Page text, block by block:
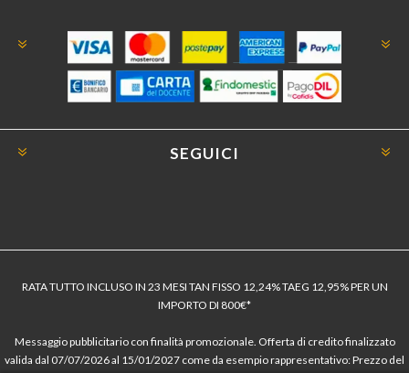
SEGUICI
RATA TUTTO INCLUSO IN 23 MESI TAN FISSO 12,24% TAEG 12,95% PER UN
IMPORTO DI 800€*
Messaggio pubblicitario con finalità promozionale. Offerta di credito finalizzato
valida dal 07/07/2026 al 15/01/2027 come da esempio rappresentativo: Prezzo del